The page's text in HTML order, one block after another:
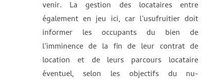
venir. La gestion des locataires entre
également en jeu ici, car l’usufruitier doit
informer les occupants du bien de
l’imminence de la fin de leur contrat de
location et de leurs parcours locataire
éventuel, selon les objectifs du nu-